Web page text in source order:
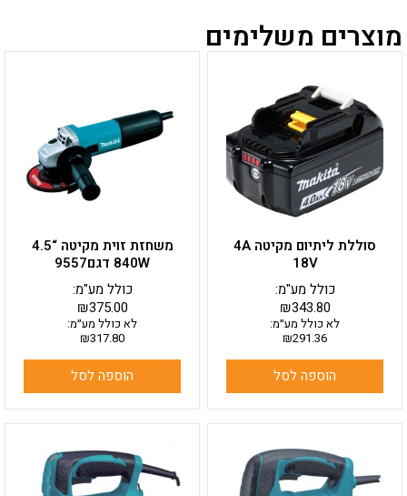
מוצרים משלימים
סוללת ליתיום מקיטה 4A
18V
₪343.80
כולל מע"מ:
לא כולל מע״מ:
₪291.36
הוספה לסל
משחזת זוית מקיטה “4.5
840W דגם9557
₪375.00
כולל מע"מ:
לא כולל מע״מ:
₪317.80
הוספה לסל